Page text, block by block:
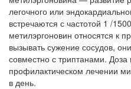
легочного или
встречаются с частотой 1 /
метилэргоновин относят­ся к
вызывать сужение сосудов,
совместно с триптанами.
профилактическом лечении
в день.